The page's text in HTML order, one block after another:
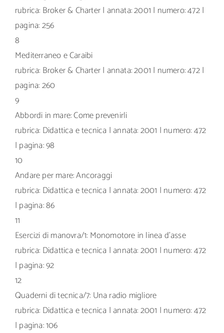
rubrica: Broker & Charter | annata: 2001 | numero: 472 |
pagina: 256
8
Mediterraneo e Caraibi
rubrica: Broker & Charter | annata: 2001 | numero: 472 |
pagina: 260
9
Abbordi in mare: Come prevenirli
rubrica: Didattica e tecnica | annata: 2001 | numero: 472
| pagina: 98
10
Andare per mare: Ancoraggi
rubrica: Didattica e tecnica | annata: 2001 | numero: 472
| pagina: 86
11
Esercizi di manovra/1: Monomotore in linea d’asse
rubrica: Didattica e tecnica | annata: 2001 | numero: 472
| pagina: 92
12
Quaderni di tecnica/7: Una radio migliore
rubrica: Didattica e tecnica | annata: 2001 | numero: 472
| pagina: 106